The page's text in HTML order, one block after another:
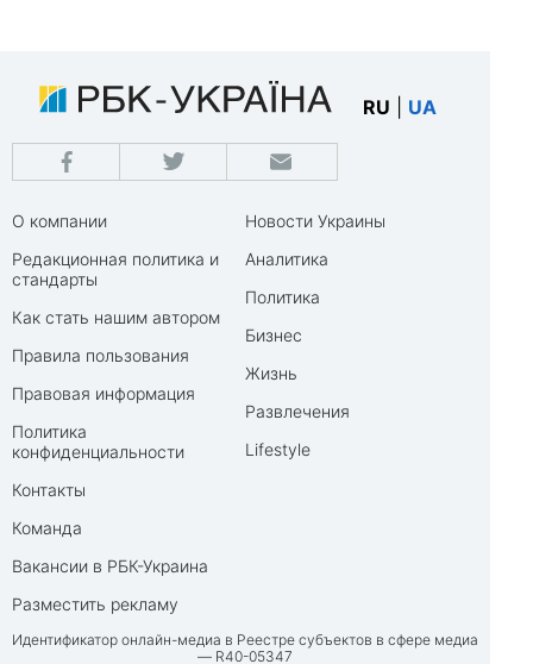
RU UA
О компании
Редакционная политика и
стандарты
Как стать нашим автором
Правила пользования
Правовая информация
Политика
конфиденциальности
Контакты
Команда
Вакансии в РБК-Украина
Разместить рекламу
Новости Украины
Аналитика
Политика
Бизнес
Жизнь
Развлечения
Lifestyle
Идентификатор онлайн-медиа в Реестре субъектов в сфере медиа
— R40-05347